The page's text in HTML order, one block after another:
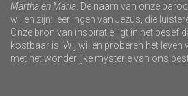
Martha en Maria . De naam van onze
willen zijn: leerlingen van Jezus, die
Onze bron van inspiratie ligt in het besef
kostbaar is. Wij willen proberen het leven
met het wonderlijke mysterie van ons